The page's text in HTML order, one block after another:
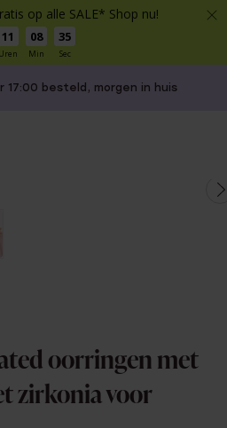
op alle SALE* Shop nu!
11
Uren
08
Min
35
Sec
17:00 besteld, morgen in huis
oorringen met
zirkonia voor